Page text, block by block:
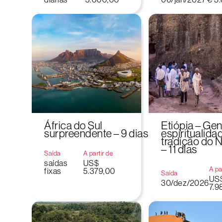
África do Sul
surpreendente – 9 dias
Saída
saídas
fixas
A partir de
US$
5.379,00
Etiópia –
tradição do
– 11 dias
Saída
30/dez/2026
A